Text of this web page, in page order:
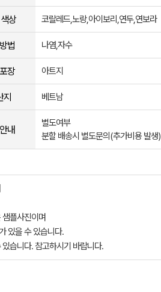
상 코랄레드,노랑,아이보리,연두,연보라
법 나염,자수
장 아트지
지 베트남
내
별도여부
분할 배송시 별도문의(추가비용 발생)
플사진이며
있을 수 있습니다.
습니다. 참고하시기 바랍니다.